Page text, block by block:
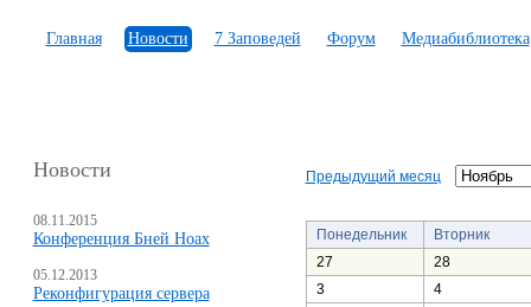
Главная Новости 7 Заповедей Форум Медиабиблиотека
Новости
08.11.2015
Конференция Бней Ноах
05.12.2013
Реконфигурация сервера
Предыдущий месяц
Понедельник
Вторник
27
28
3
4